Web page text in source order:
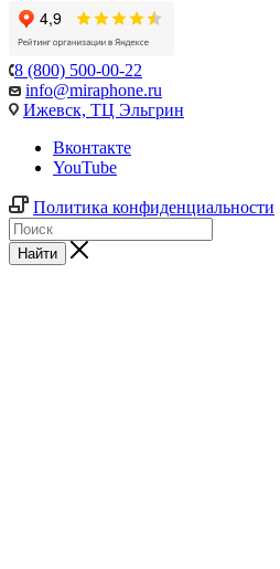
8 (800) 500-00-22
info@miraphone.ru
Ижевск, ТЦ Эльгрин
Вконтакте
YouTube
Политика конфиденциальности
Найти